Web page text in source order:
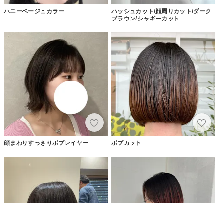
ハニーベージュカラー
ハッシュカット/顔周りカット/ダーク
ブラウン/シャギーカット
顔まわりすっきりボブレイヤー ボブカット